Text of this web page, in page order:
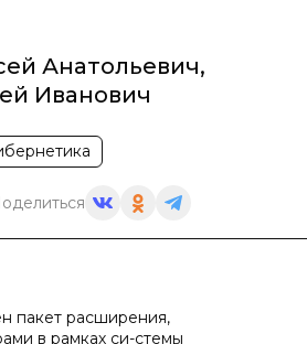
Анатольевич,
Иванович
пакет расширения,
в рамках си-стемы